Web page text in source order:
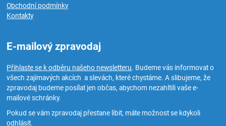
Obchodní podmínky
Kontakty
E-mailový zpravodaj
Přihlaste se k odběru našeho newsletteru. Budeme vás informovat o
všech zajímavých akcích a slevách, které chystáme. A slibujeme, že
zpravodaj budeme posílat jen občas, abychom nezahltili vaše e-
mailové schránky.
Pokud se vám zpravodaj přestane líbit, máte možnost se kdykoli
odhlásit.